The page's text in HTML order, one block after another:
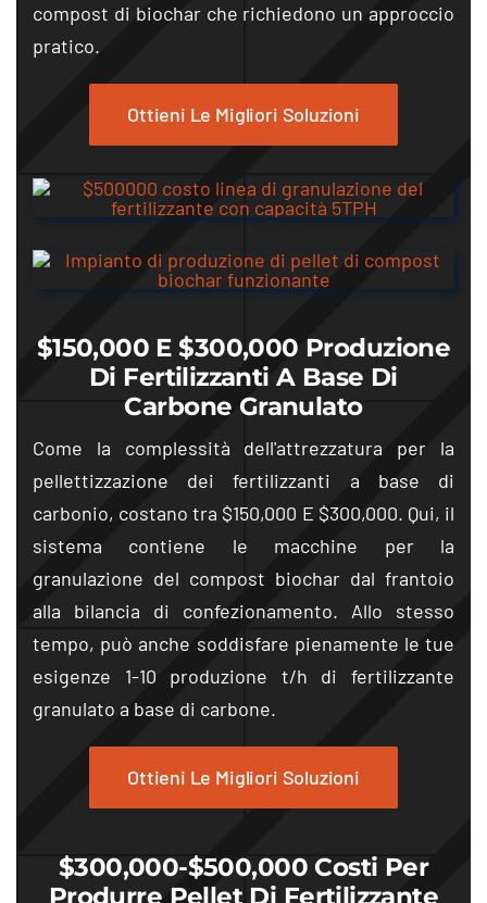
compost di biochar che richiedono un approccio
pratico.
Ottieni Le Migliori Soluzioni
$150,000 E $300,000 Produzione
Di Fertilizzanti A Base Di
Carbone Granulato
Come la complessità dell'attrezzatura per la
pellettizzazione dei fertilizzanti a base di
carbonio, costano tra $150,000 E $300,000. Qui, il
sistema contiene le macchine per la
granulazione del compost biochar dal frantoio
alla bilancia di confezionamento. Allo stesso
tempo, può anche soddisfare pienamente le tue
esigenze 1-10 produzione t/h di fertilizzante
granulato a base di carbone.
Ottieni Le Migliori Soluzioni
$300,000-$500,000 Costi Per
Produrre Pellet Di Fertilizzante